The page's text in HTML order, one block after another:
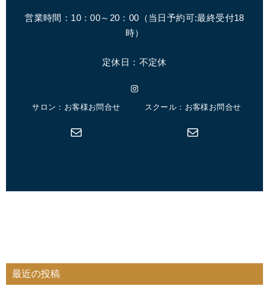
営業時間：10：00～20：00（当日予約可:最終受付18
時）
定休日：不定休
Instagram
サロン：お客様お問合せ
メール
スクール：お客様お問合せ
メール
最近の投稿